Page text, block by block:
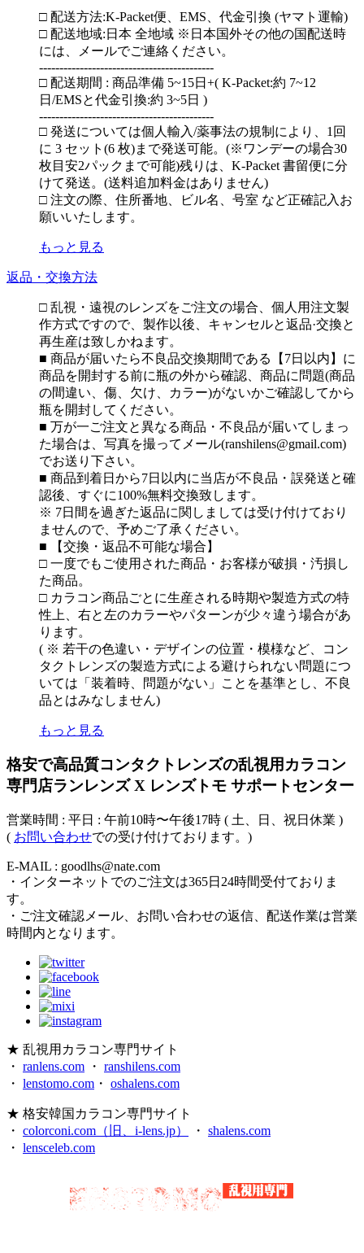
□ 配送方法:K-Packet便、EMS、代金引換 (ヤマト運輸)
□ 配送地域:日本 全地域 ※日本国外その他の国配送時
には、メールでご連絡ください。
-------------------------------------------
□ 配送期間 : 商品準備 5~15日+( K-Packet:約 7~12
日/EMSと代金引換:約 3~5日 )
-------------------------------------------
□ 発送については個人輸入/薬事法の規制により、1回
に 3 セット(6 枚)まで発送可能。(※ワンデーの場合30
枚目安2パックまで可能)残りは、K-Packet 書留便に分
けて発送。(送料追加料金はありません)
□ 注文の際、住所番地、ビル名、号室 など正確記入お
願いいたします。
もっと見る
返品・交換方法
□ 乱視・遠視のレンズをご注文の場合、個人用注文製
作方式ですので、製作以後、キャンセルと返品·交換と
再生産は致しかねます。
■ 商品が届いたら不良品交換期間である【7日以内】に
商品を開封する前に瓶の外から確認、商品に問題(商品
の間違い、傷、欠け、カラー)がないかご確認してから
瓶を開封してください。
■ 万が一ご注文と異なる商品・不良品が届いてしまっ
た場合は、写真を撮ってメール(ranshilens@gmail.com)
でお送り下さい。
■ 商品到着日から7日以内に当店が不良品・誤発送と確
認後、すぐに100%無料交換致します。
※ 7日間を過ぎた返品に関しましては受け付けており
ませんので、予めご了承ください。
■ 【交換・返品不可能な場合】
□ 一度でもご使用された商品・お客様が破損・汚損し
た商品。
□ カラコン商品ごとに生産される時期や製造方式の特
性上、右と左のカラーやパターンが少々違う場合があ
ります。
( ※ 若干の色違い・デザインの位置・模様など、コン
タクトレンズの製造方式による避けられない問題につ
いては「装着時、問題がない」ことを基準とし、不良
品とはみなしません)
もっと見る
格安で高品質コンタクトレンズの乱視用カラコン
専門店ランレンズ X レンズトモ サポートセンター
営業時間 : 平日 : 午前10時〜午後17時 ( 土、日、祝日休業 )
( お問い合わせでの受け付けております。)
E-MAIL : goodlhs@nate.com
・インターネットでのご注文は365日24時間受付ておりま
す。
・ご注文確認メール、お問い合わせの返信、配送作業は営業
時間内となります。
★ 乱視用カラコン専門サイト
・ ranlens.com ・ ranshilens.com
・ lenstomo.com ・ oshalens.com
★ 格安韓国カラコン専門サイト
・ colorconi.com（旧、i-lens.jp） ・ shalens.com
・ lensceleb.com